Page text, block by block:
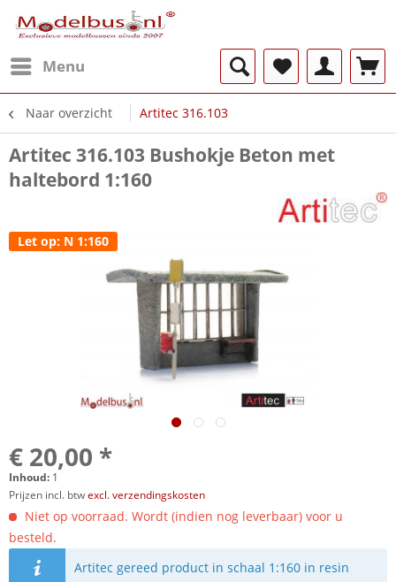
Menu
Naar overzicht Artitec 316.103
Artitec 316.103 Bushokje Beton met
haltebord 1:160
Let op: N 1:160
€ 20,00 *
Inhoud: 1
Prijzen incl. btwexcl. verzendingskosten
Niet op voorraad. Wordt (indien nog leverbaar) voor u
besteld.
Artitec gereed product in schaal 1:160 in resin